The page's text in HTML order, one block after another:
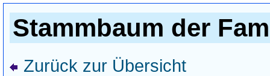
Stammbaum der
Zurück zur Übersicht